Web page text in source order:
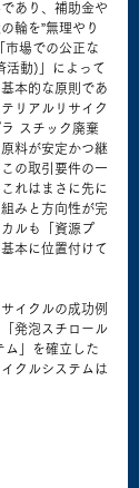
あり、補助金や
輪を”無理やり
市場での公正な
活動)」によって
本的な原則であ
リアルリサイク
スチック廃棄
料が安定かつ継
の取引要件の一
れはまさに先に
みと方向性が完
ルも「資源プ
本に位置付けて
イクルの成功例
発泡スチロール
ム」を確立した
クルシステムは